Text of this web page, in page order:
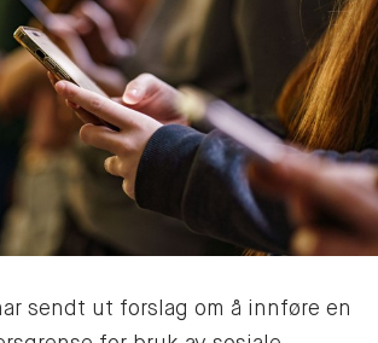
sendt ut forslag om å innføre en